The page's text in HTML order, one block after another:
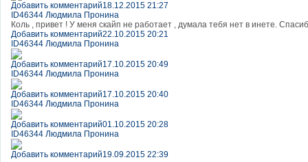
Добавить комментарий18.12.2015 21:27
ID46344 Людмила Пронина
Коль , привет ! У меня скайп не работает , думала тебя нет в инете.
Добавить комментарий22.10.2015 20:21
ID46344 Людмила Пронина
Добавить комментарий17.10.2015 20:49
ID46344 Людмила Пронина
Добавить комментарий17.10.2015 20:40
ID46344 Людмила Пронина
Добавить комментарий01.10.2015 20:28
ID46344 Людмила Пронина
Добавить комментарий19.09.2015 22:39